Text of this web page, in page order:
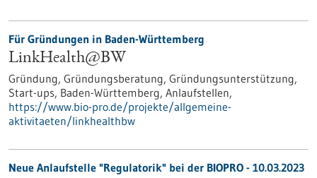
Für Gründungen in Baden-Württemberg
LinkHealth@BW
Gründung, Gründungsberatung, Gründungsunterstützung,
Start-ups, Baden-Württemberg, Anlaufstellen,
https://www.bio-pro.de/projekte/allgemeine-
aktivitaeten/linkhealthbw
Neue Anlaufstelle "Regulatorik" bei der BIOPRO - 10.03.2023